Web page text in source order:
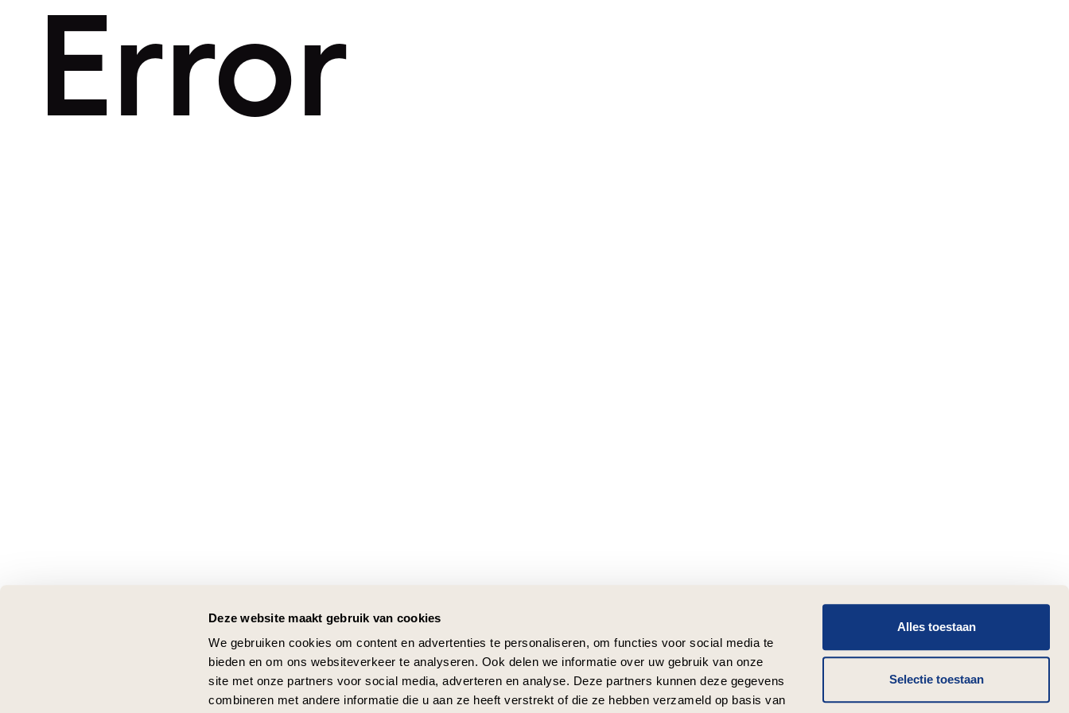
Deze website maakt gebruik van cookies
We gebruiken cookies om content en advertenties te personaliseren, om functies voor social media te
bieden en om ons websiteverkeer te analyseren. Ook delen we informatie over uw gebruik van onze
site met onze partners voor social media, adverteren en analyse. Deze partners kunnen deze gegevens
combineren met andere informatie die u aan ze heeft verstrekt of die ze hebben verzameld op basis van
Alles toestaan
Selectie toestaan
Error